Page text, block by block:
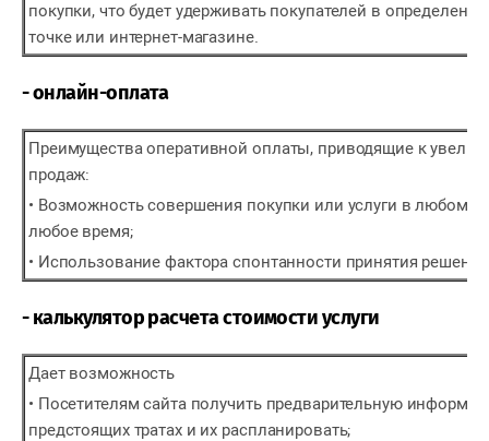
покупки, что будет удерживать покупателей в
точке или интернет-магазине.
- онлайн-оплата
Преимущества оперативной оплаты, приводящие к
продаж:
• Возможность совершения покупки или услуги в любом
любое время;
• Использование фактора спонтанности принятия
- калькулятор расчета стоимости услуги
Дает возможность
• Посетителям сайта получить предварительную
предстоящих тратах и их распланировать;